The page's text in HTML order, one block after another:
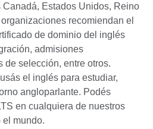
Estados Unidos, Reino
recomiendan el
de dominio del inglés
admisiones
de selección, entre otros.
el inglés para estudiar,
angloparlante. Podés
en cualquiera de nuestros
el mundo.